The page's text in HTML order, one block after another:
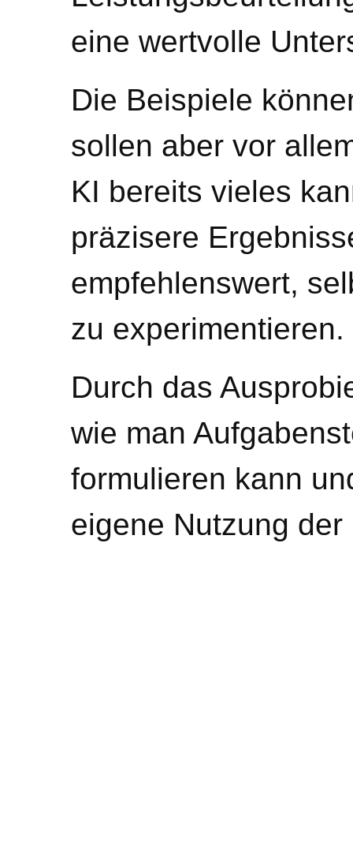
eine wertvolle
Die Beispiele
sollen aber vor
KI bereits vieles
präzisere
empfehlenswert,
zu experimentieren.
Durch das
wie man
formulieren kann
eigene Nutzung der